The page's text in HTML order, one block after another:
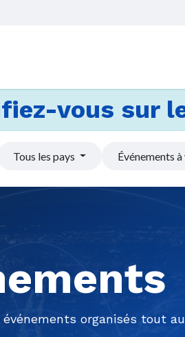
vous sur
Tous les pays Événements
organisés tout